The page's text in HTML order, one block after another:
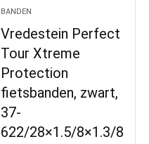
BANDEN
Vredestein Perfect
Tour Xtreme
Protection
fietsbanden, zwart,
37-
622/28×1.5/8×1.3/8